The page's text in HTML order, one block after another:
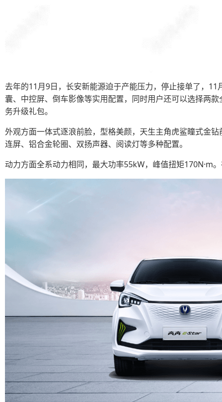
去年的11月9日，长安新能源迫于产能压力，停止接单了，
囊、中控屏、倒车影像等实用配置，同时用户还可以选择两
务升级礼包。
外观方面一体式逐浪前脸，型格美颜，天生主角虎鲨瞳式金
连屏、铝合金轮圈、双扬声器、阅读灯等多种配置。
动力方面全系动力相同，最大功率55kW，峰值扭矩170N·m